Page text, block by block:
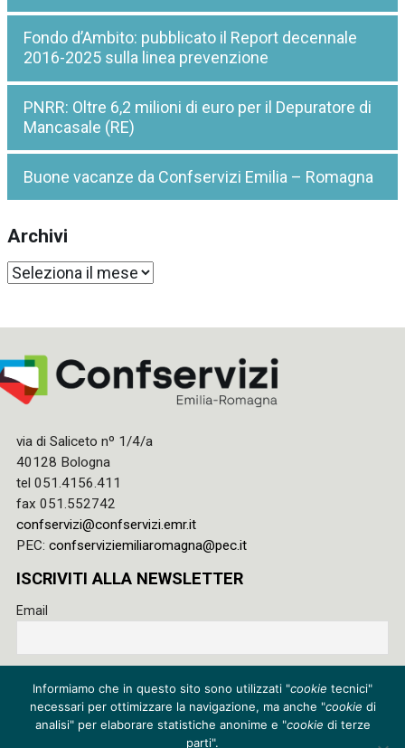
Fondo d’Ambito: pubblicato il Report decennale
2016-2025 sulla linea prevenzione
PNRR: Oltre 6,2 milioni di euro per il Depuratore di
Mancasale (RE)
Buone vacanze da Confservizi Emilia – Romagna
Archivi
Archivi
via di Saliceto nº 1/4/a
40128 Bologna
tel 051.4156.411
fax 051.552742
confservizi@confservizi.emr.it
PEC: confserviziemiliaromagna@pec.it
ISCRIVITI ALLA NEWSLETTER
Email
al trattamento dei miei dati
Privacy policy
Informiamo che in questo sito sono utilizzati "cookie tecnici"
necessari per ottimizzare la navigazione, ma anche "cookie di
analisi" per elaborare statistiche anonime e "cookie di terze
parti".